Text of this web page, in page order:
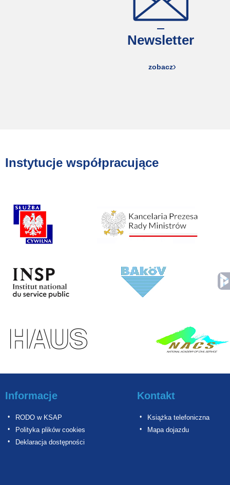
Newsletter
zobacz
Instytucje współpracujące
Informacje
RODO w KSAP
Polityka plików cookies
Deklaracja dostępności
Kontakt
Książka telefoniczna
Mapa dojazdu